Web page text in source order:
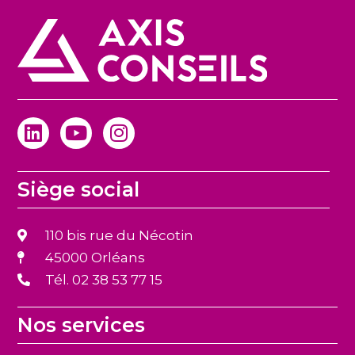
Siège social
110 bis rue du Nécotin
45000 Orléans
Tél. 02 38 53 77 15
Nos services